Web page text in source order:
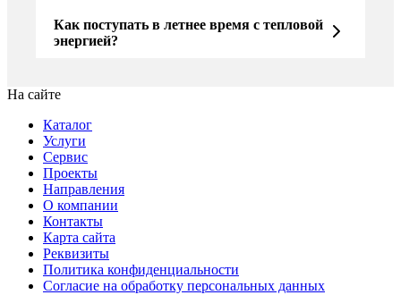
Как поступать в летнее время с тепловой
энергией?
На сайте
Каталог
Услуги
Сервис
Проекты
Направления
О компании
Контакты
Карта сайта
Реквизиты
Политика конфиденциальности
Согласие на обработку персональных данных